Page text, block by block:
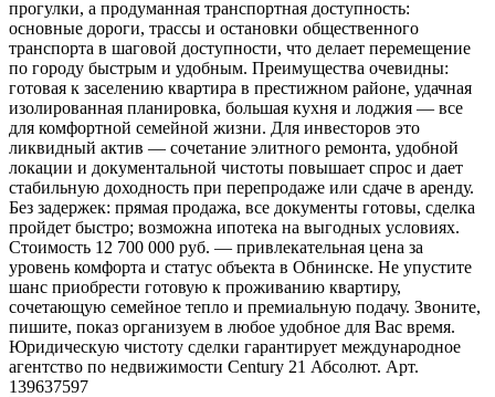
прогулки, а продуманная транспортная доступность:
основные дороги, трассы и остановки общественного
транспорта в шаговой доступности, что делает перемещение
по городу быстрым и удобным. Преимущества очевидны:
готовая к заселению квартира в престижном районе, удачная
изолированная планировка, большая кухня и лоджия — все
для комфортной семейной жизни. Для инвесторов это
ликвидный актив — сочетание элитного ремонта, удобной
локации и документальной чистоты повышает спрос и дает
стабильную доходность при перепродаже или сдаче в аренду.
Без задержек: прямая продажа, все документы готовы, сделка
пройдет быстро; возможна ипотека на выгодных условиях.
Стоимость 12 700 000 руб. — привлекательная цена за
уровень комфорта и статус объекта в Обнинске. Не упустите
шанс приобрести готовую к проживанию квартиру,
сочетающую семейное тепло и премиальную подачу. Звоните,
пишите, показ организуем в любое удобное для Вас время.
Юридическую чистоту сделки гарантирует международное
агентство по недвижимости Сеntury 21 Абсолют. Арт.
139637597